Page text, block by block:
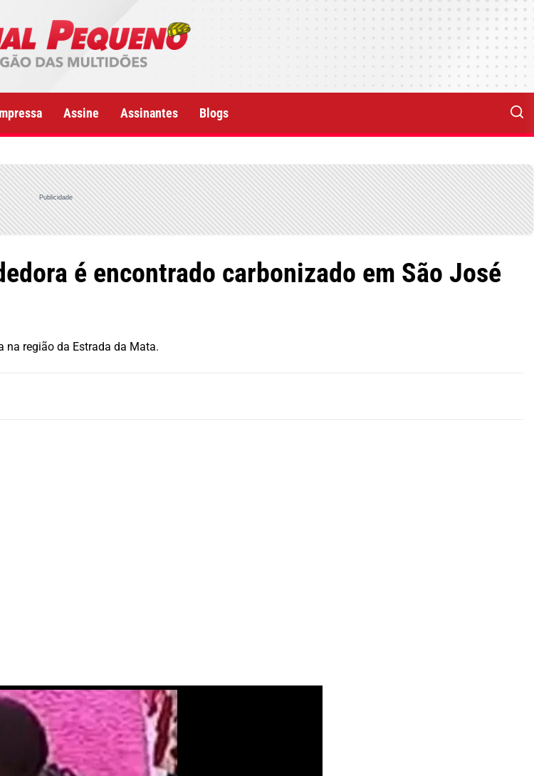
Assine Assinantes Blogs
Publicidade
é encontrado carbonizado em São José
região da Estrada da Mata.